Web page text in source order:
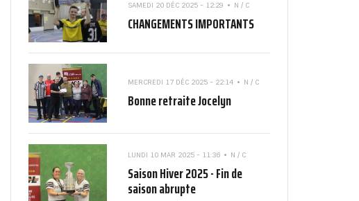
SAMEDI 20 DÉC 2025 - 12:29 N / C
CHANGEMENTS IMPORTANTS
MERCREDI 17 DÉC 2025 - 22:14 N / C
Bonne retraite Jocelyn
LUNDI 10 MAR 2025 - 11:36 N / C
Saison Hiver 2025 - Fin de
saison abrupte